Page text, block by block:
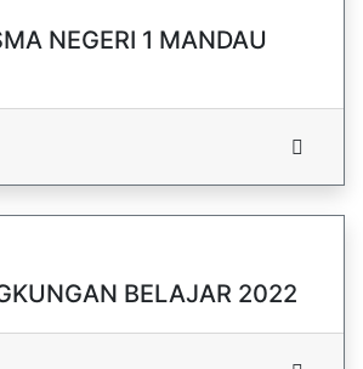
NEGERI 1 MANDAU
BELAJAR 2022